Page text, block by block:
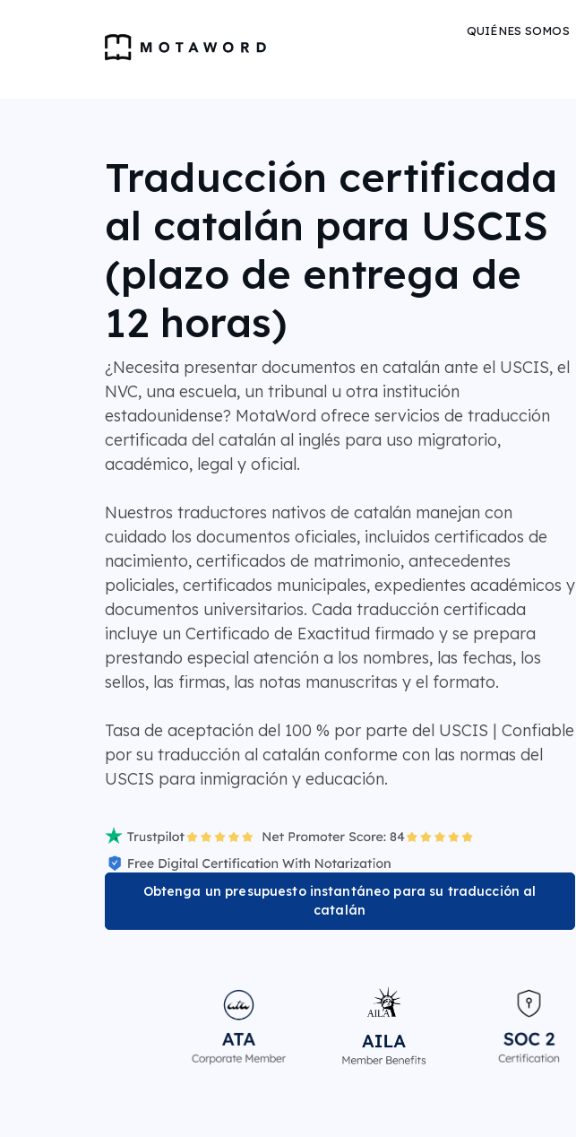
QUIÉNES SOMOS
Traducción certificada
al catalán para USCIS
(plazo de entrega de
12 horas)
¿Necesita presentar documentos en catalán ante el USCIS, el
NVC, una escuela, un tribunal u otra institución
estadounidense? MotaWord ofrece servicios de traducción
certificada del catalán al inglés para uso migratorio,
académico, legal y oficial.
Nuestros traductores nativos de catalán manejan con
cuidado los documentos oficiales, incluidos certificados de
nacimiento, certificados de matrimonio, antecedentes
policiales, certificados municipales, expedientes académicos y
documentos universitarios. Cada traducción certificada
incluye un Certificado de Exactitud firmado y se prepara
prestando especial atención a los nombres, las fechas, los
sellos, las firmas, las notas manuscritas y el formato.
Tasa de aceptación del 100 % por parte del USCIS | Confiable
por su traducción al catalán conforme con las normas del
USCIS para inmigración y educación.
Obtenga un presupuesto instantáneo para su traducción al
catalán